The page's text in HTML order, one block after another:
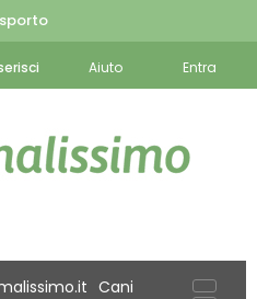
Aiuto Entra
Cani